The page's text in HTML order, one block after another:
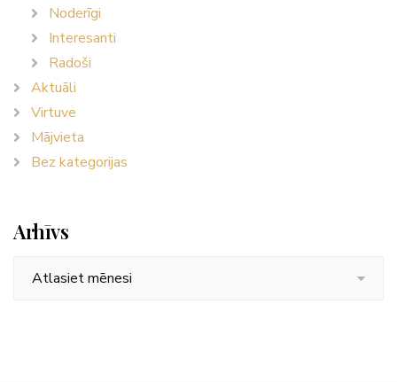
Noderīgi
Interesanti
Radoši
Aktuāli
Virtuve
Mājvieta
Bez kategorijas
Arhīvs
Arhīvs